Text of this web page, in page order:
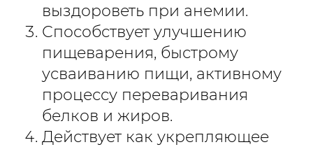
выздороветь при анемии.
Способствует улучшению
пищеварения, быстрому
усваиванию пищи, активному
процессу переваривания
белков и жиров.
Действует как укрепляющее